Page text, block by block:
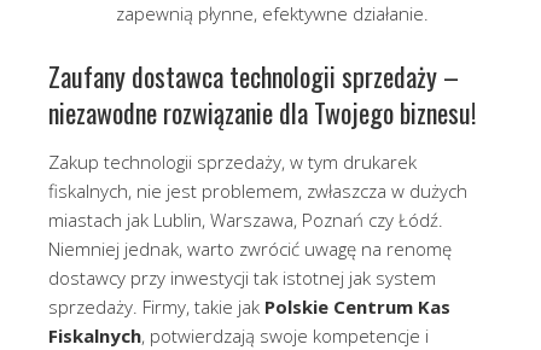
zapewnią płynne, efektywne działanie.
Zaufany dostawca technologii sprzedaży –
niezawodne rozwiązanie dla Twojego biznesu!
Zakup technologii sprzedaży, w tym drukarek
fiskalnych, nie jest problemem, zwłaszcza w dużych
miastach jak Lublin, Warszawa, Poznań czy Łódź.
Niemniej jednak, warto zwrócić uwagę na renomę
dostawcy przy inwestycji tak istotnej jak system
sprzedaży. Firmy, takie jak Polskie Centrum Kas
Fiskalnych, potwierdzają swoje kompetencje i